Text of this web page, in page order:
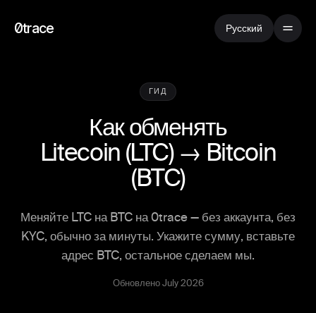
0trace Русский
ГИД
Как обменять
Litecoin (LTC) → Bitcoin
(BTC)
Меняйте LTC на BTC на 0trace — без аккаунта, без
KYC, обычно за минуты. Укажите сумму, вставьте
адрес BTC, остальное сделаем мы.
Обновлено July 2026